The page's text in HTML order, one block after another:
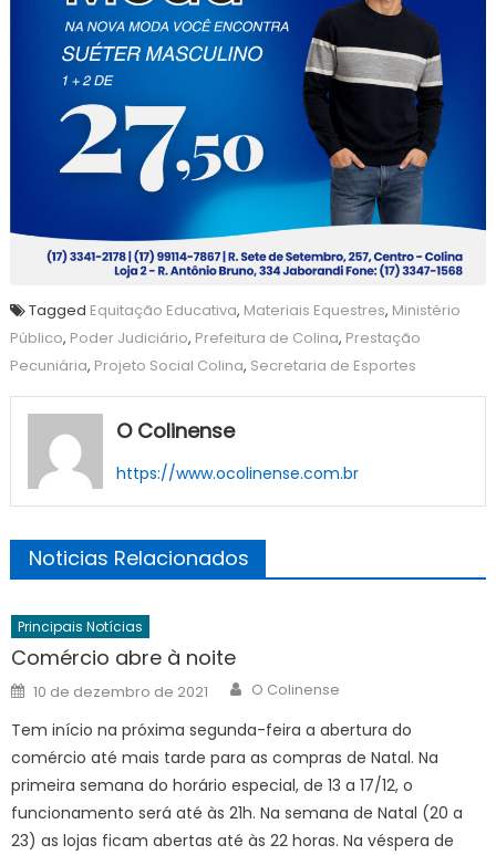
Tagged Equitação Educativa, Materiais Equestres, Ministério
Público, Poder Judiciário, Prefeitura de Colina, Prestação
Pecuniária, Projeto Social Colina, Secretaria de Esportes
O Colinense
https://www.ocolinense.com.br
Noticias Relacionados
Principais Notícias
Comércio abre à noite
Posted
on
10 de dezembro de 2021 Author
O Colinense
Tem início na próxima segunda-feira a abertura do
comércio até mais tarde para as compras de Natal. Na
primeira semana do horário especial, de 13 a 17/12, o
funcionamento será até às 21h. Na semana de Natal (20 a
23) as lojas ficam abertas até às 22 horas. Na véspera de